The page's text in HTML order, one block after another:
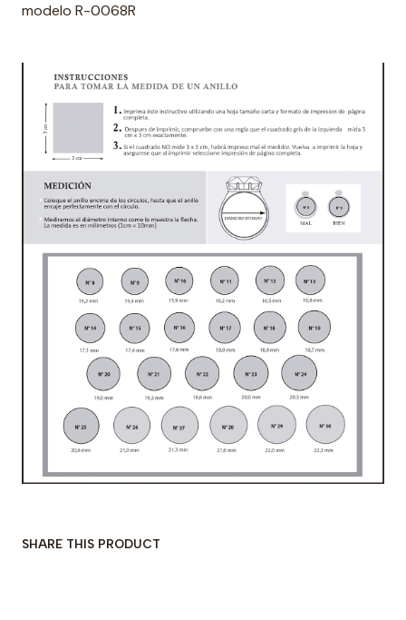
modelo R-0068R
SHARE THIS PRODUCT